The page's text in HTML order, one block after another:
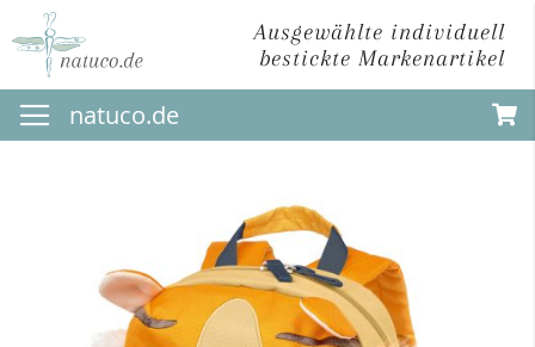
Ausgewählte individuell
bestickte Markenartikel
Direkt
zum
Inhalt
natuco.de
Bildergalerie